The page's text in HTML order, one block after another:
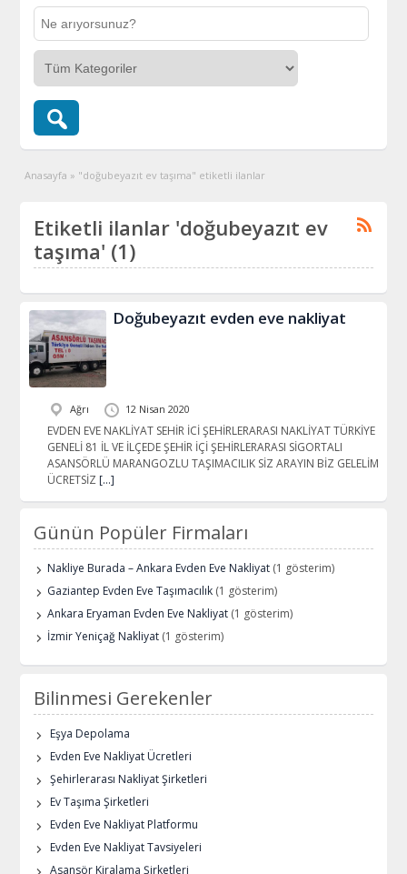
Anasayfa » "doğubeyazıt ev taşıma" etiketli ilanlar
Etiketli ilanlar 'doğubeyazıt ev
taşıma' (1)
Doğubeyazıt evden eve nakliyat
Ağrı 12 Nisan 2020
EVDEN EVE NAKLİYAT SEHİR İCİ ŞEHİRLERARASI NAKLİYAT TÜRKİYE
GENELİ 81 İL VE İLÇEDE ŞEHİR İÇİ ŞEHİRLERARASI SİGORTALI
ASANSÖRLÜ MARANGOZLU TAŞIMACILIK SİZ ARAYIN BİZ GELELİM
ÜCRETSİZ […]
Günün Popüler Firmaları
Nakliye Burada – Ankara Evden Eve Nakliyat (1 gösterim)
Gaziantep Evden Eve Taşımacılık (1 gösterim)
Ankara Eryaman Evden Eve Nakliyat (1 gösterim)
İzmir Yeniçağ Nakliyat (1 gösterim)
Bilinmesi Gerekenler
Eşya Depolama
Evden Eve Nakliyat Ücretleri
Şehirlerarası Nakliyat Şirketleri
Ev Taşıma Şirketleri
Evden Eve Nakliyat Platformu
Evden Eve Nakliyat Tavsiyeleri
Asansör Kiralama Şirketleri